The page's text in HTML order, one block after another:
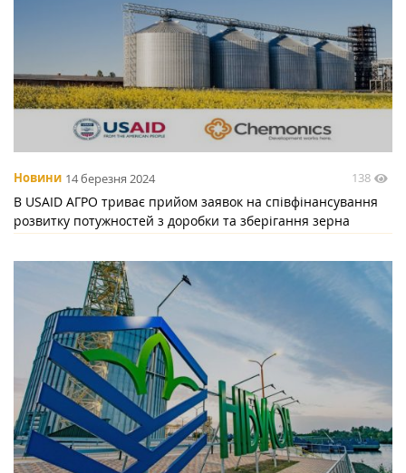
Новини 14 березня 2024 138
В USAID АГРО триває прийом заявок на співфінансування
розвитку потужностей з доробки та зберігання зерна